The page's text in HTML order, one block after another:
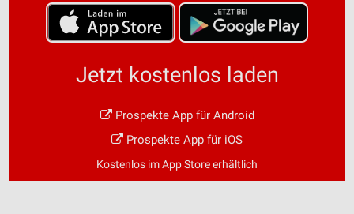
Jetzt kostenlos laden
Prospekte App für Android
Prospekte App für iOS
Kostenlos im App Store erhältlich